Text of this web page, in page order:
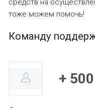
средств на
тоже можем помочь!
Команду
+